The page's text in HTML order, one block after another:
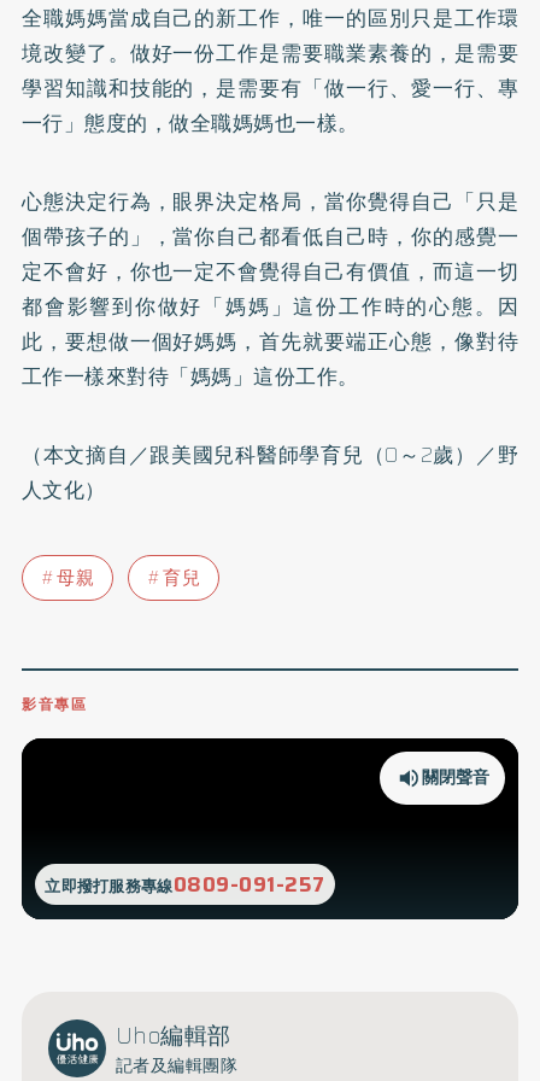
全職媽媽當成自己的新工作，唯一的區別只是工作環
境改變了。做好一份工作是需要職業素養的，是需要
學習知識和技能的，是需要有「做一行、愛一行、專
一行」態度的，做全職媽媽也一樣。
心態決定行為，眼界決定格局，當你覺得自己「只是
個帶孩子的」，當你自己都看低自己時，你的感覺一
定不會好，你也一定不會覺得自己有價值，而這一切
都會影響到你做好「媽媽」這份工作時的心態。因
此，要想做一個好媽媽，首先就要端正心態，像對待
工作一樣來對待「媽媽」這份工作。
（本文摘自／跟美國兒科醫師學育兒（0～2歲）／野
人文化）
母親 育兒
影音專區
立即撥打服務專線0809-091-257
關閉聲音
Uho編輯部
記者及編輯團隊